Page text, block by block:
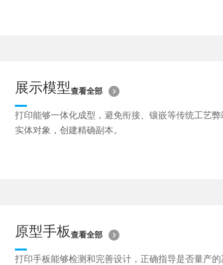
展示模型查看全部
打印能够一体化成型，避免衔接、镶嵌等传统工艺
实体对象，创建精确副本。
原型手板查看全部
打印手板能够检测和完善设计，正确指导是否量产